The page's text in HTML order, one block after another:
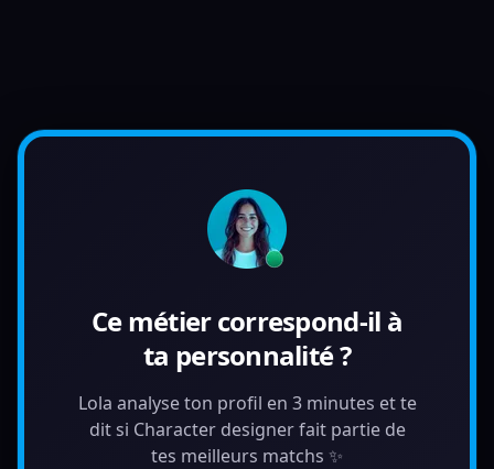
Ce métier correspond-il à
ta personnalité ?
Lola analyse ton profil en 3 minutes et te
dit si Character designer fait partie de
tes meilleurs matchs ✨